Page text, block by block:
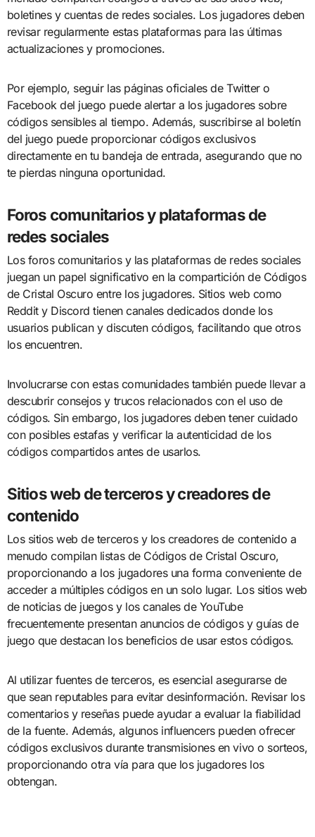
boletines y cuentas de redes sociales. Los jugadores deben
revisar regularmente estas plataformas para las últimas
actualizaciones y promociones.
Por ejemplo, seguir las páginas oficiales de Twitter o
Facebook del juego puede alertar a los jugadores sobre
códigos sensibles al tiempo. Además, suscribirse al boletín
del juego puede proporcionar códigos exclusivos
directamente en tu bandeja de entrada, asegurando que no
te pierdas ninguna oportunidad.
Foros comunitarios y plataformas de
redes sociales
Los foros comunitarios y las plataformas de redes sociales
juegan un papel significativo en la compartición de Códigos
de Cristal Oscuro entre los jugadores. Sitios web como
Reddit y Discord tienen canales dedicados donde los
usuarios publican y discuten códigos, facilitando que otros
los encuentren.
Involucrarse con estas comunidades también puede llevar a
descubrir consejos y trucos relacionados con el uso de
códigos. Sin embargo, los jugadores deben tener cuidado
con posibles estafas y verificar la autenticidad de los
códigos compartidos antes de usarlos.
Sitios web de terceros y creadores de
contenido
Los sitios web de terceros y los creadores de contenido a
menudo compilan listas de Códigos de Cristal Oscuro,
proporcionando a los jugadores una forma conveniente de
acceder a múltiples códigos en un solo lugar. Los sitios web
de noticias de juegos y los canales de YouTube
frecuentemente presentan anuncios de códigos y guías de
juego que destacan los beneficios de usar estos códigos.
Al utilizar fuentes de terceros, es esencial asegurarse de
que sean reputables para evitar desinformación. Revisar los
comentarios y reseñas puede ayudar a evaluar la fiabilidad
de la fuente. Además, algunos influencers pueden ofrecer
códigos exclusivos durante transmisiones en vivo o sorteos,
proporcionando otra vía para que los jugadores los
obtengan.